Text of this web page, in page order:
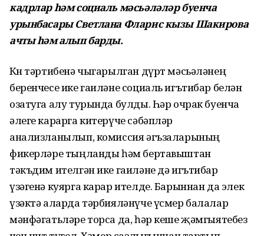
кадрлар һәм социаль мәсьәләләр буенча
урынбасары Светлана Фларис кызы Шакирова
ачты һәм алып барды.
Көн тәртибенә чыгарылган дүрт мәсьәләнең
беренчесе ике гаиләне социаль игътибар белән
озатуга алу турында булды. Һәр очрак буенча
әлеге карарга китерүче сәбәпләр
анализланылып, комиссия әгъзаларының
фикерләре тыңланды һәм бертавыштан
тәкъдим ителгән ике гаиләне дә игътибар
үзәгенә куярга карар ителде. Барыннан да элек
үзәктә аларда тәрбияләнүче үсмер балалар
мәнфәгатьләре торса да, һәр кеше җәмгыятебез